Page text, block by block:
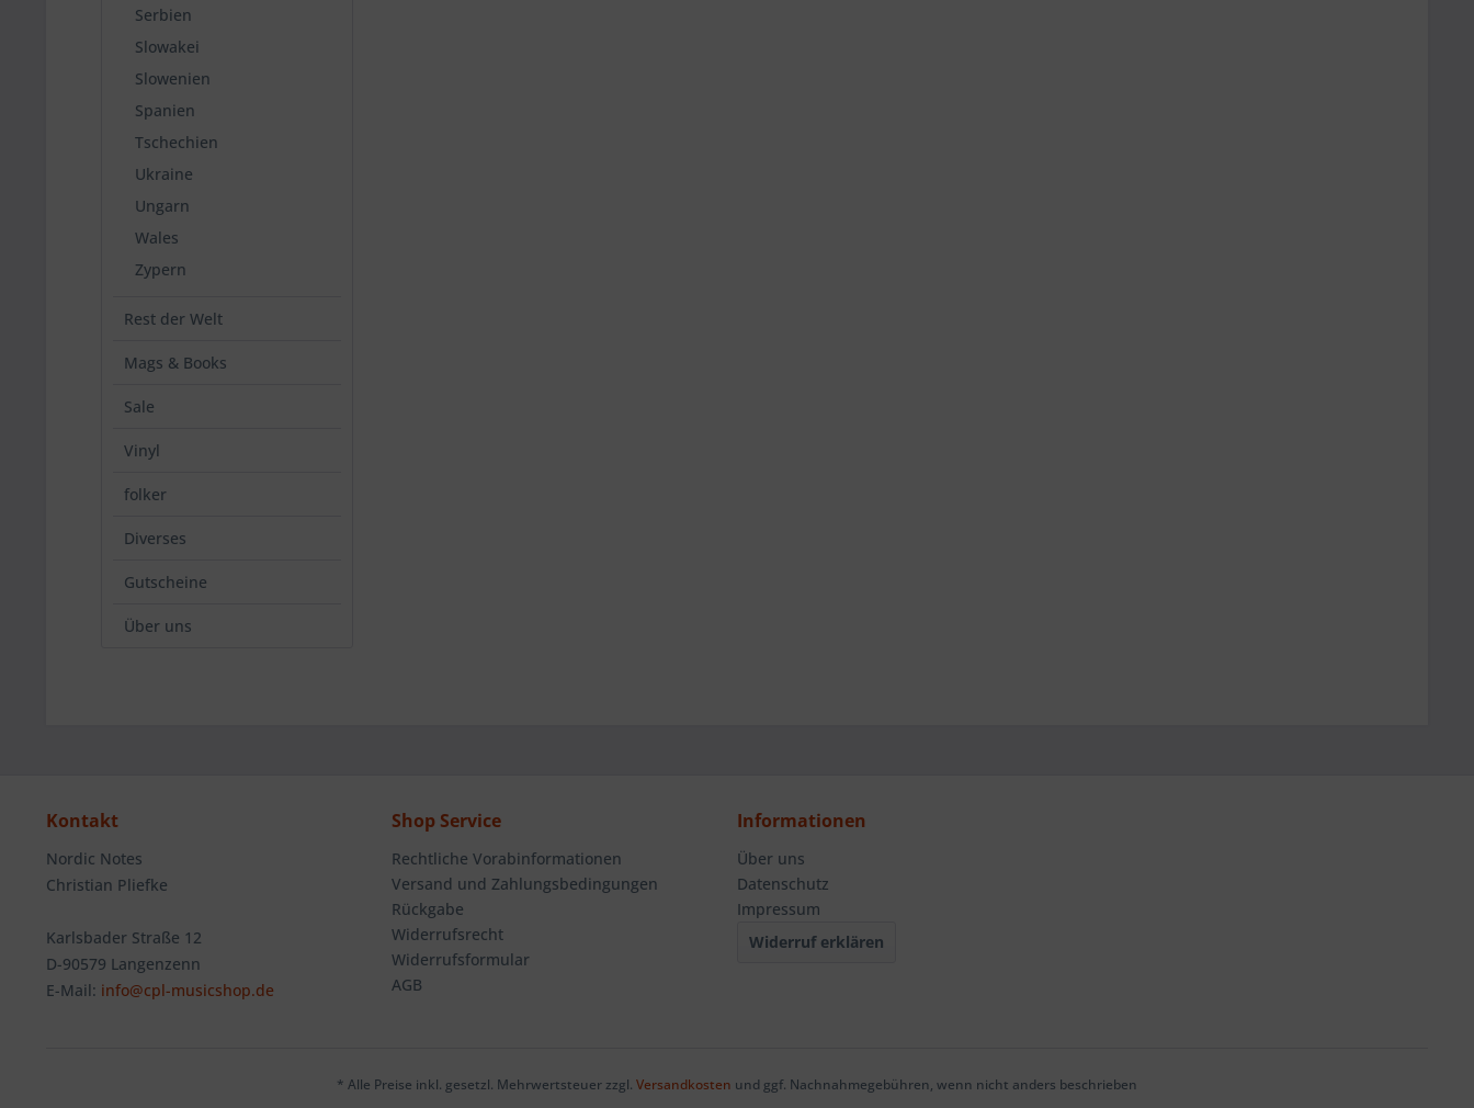
Serbien
Slowakei
Slowenien
Spanien
Tschechien
Ukraine
Ungarn
Wales
Zypern
Rest der Welt
Mags & Books
Sale
Vinyl
folker
Diverses
Gutscheine
Über uns
Kontakt
Nordic Notes
Christian Pliefke
Karlsbader Straße 12
D-90579 Langenzenn
E-Mail: info@cpl-musicshop.de
Shop Service
Rechtliche Vorabinformationen
Versand und Zahlungsbedingungen
Rückgabe
Widerrufsrecht
Widerrufsformular
AGB
Informationen
Über uns
Datenschutz
Impressum
Widerruf erklären
* Alle Preise inkl. gesetzl. Mehrwertsteuer zzgl. Versandkosten und ggf. Nachnahmegebühren, wenn nicht anders beschrieben